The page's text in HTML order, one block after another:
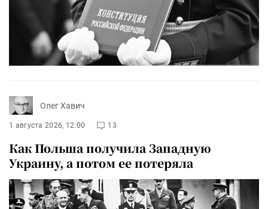
Олег Хавич
1 августа 2026, 12:00 13
Как Польша получила Западную
Украину, а потом ее потеряла